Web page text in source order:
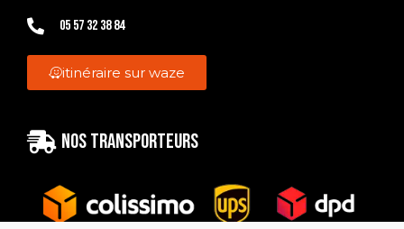
05 57 32 38 84
itinéraire sur waze
Nos transporteurs